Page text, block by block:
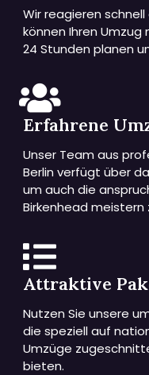
Wir reagieren
können Ihren Umzug
24 Stunden planen
Erfahrene
Unser Team aus
Berlin verfügt über
um auch die
Birkenhead meistern
Attraktive
Nutzen Sie unsere
die speziell auf
Umzüge
bieten.